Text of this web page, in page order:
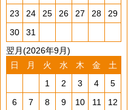
23
24 25 26 27 28
29
30
31
翌月(2026年9月)
日
月 火 水 木 金
土
1
2 3 4
5
6
7 8 9 10 11
12